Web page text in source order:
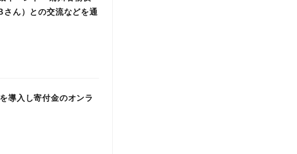
ん）との交流などを通
導入し寄付金のオンラ